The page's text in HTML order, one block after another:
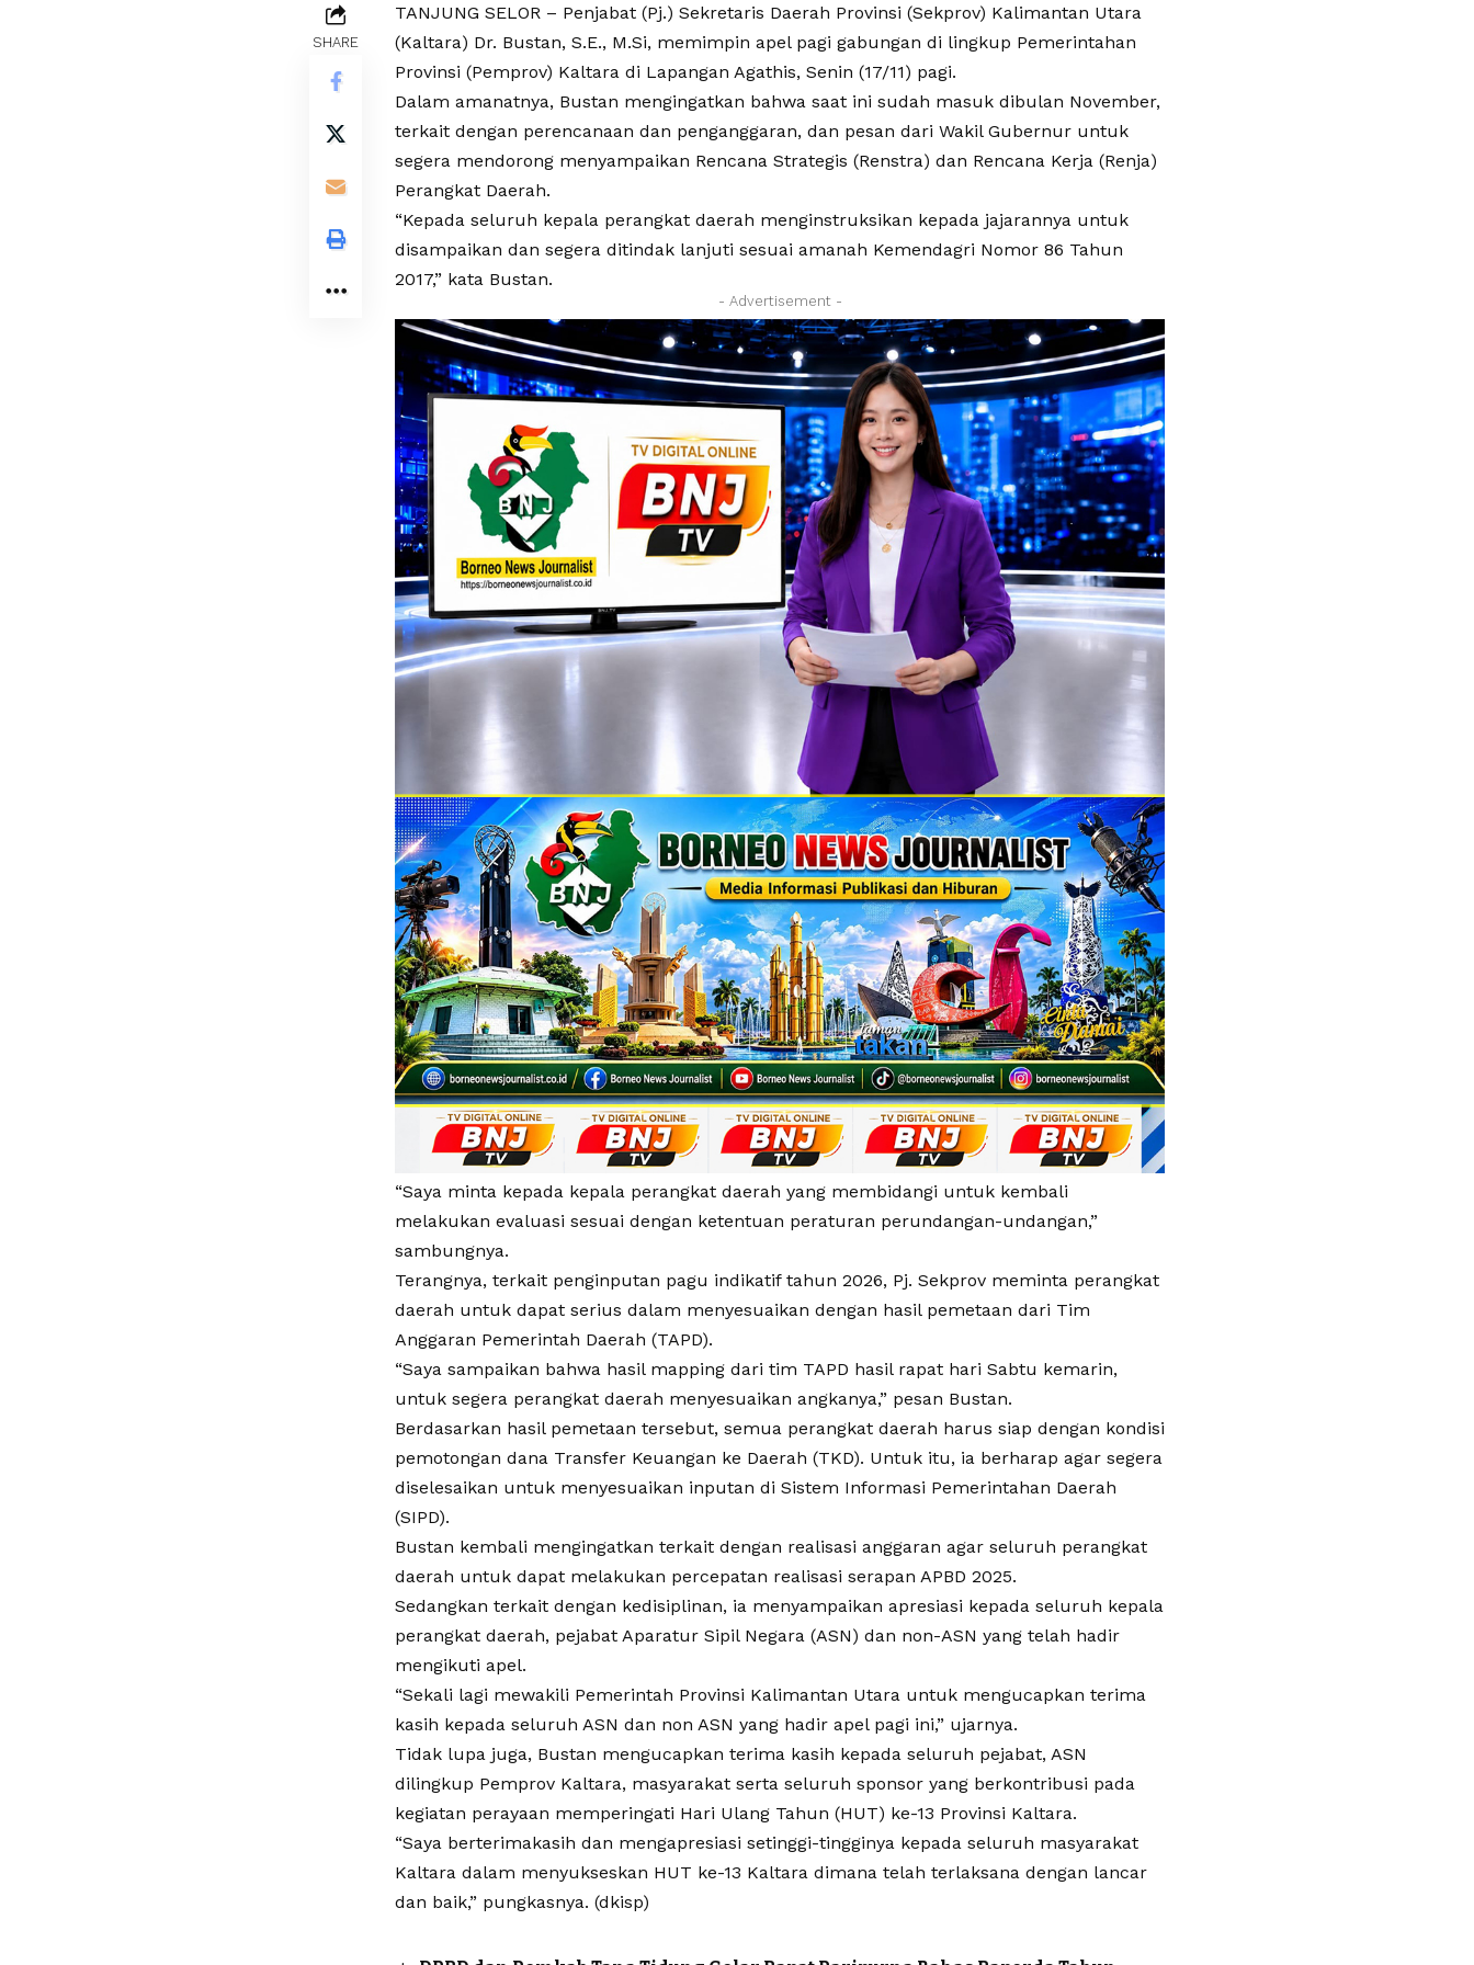
SHARE
TANJUNG SELOR – Penjabat (Pj.) Sekretaris Daerah Provinsi (Sekprov) Kalimantan Utara
(Kaltara) Dr. Bustan, S.E., M.Si, memimpin apel pagi gabungan di lingkup Pemerintahan
Provinsi (Pemprov) Kaltara di Lapangan Agathis, Senin (17/11) pagi.
Dalam amanatnya, Bustan mengingatkan bahwa saat ini sudah masuk dibulan November,
terkait dengan perencanaan dan penganggaran, dan pesan dari Wakil Gubernur untuk
segera mendorong menyampaikan Rencana Strategis (Renstra) dan Rencana Kerja (Renja)
Perangkat Daerah.
“Kepada seluruh kepala perangkat daerah menginstruksikan kepada jajarannya untuk
disampaikan dan segera ditindak lanjuti sesuai amanah Kemendagri Nomor 86 Tahun
2017,” kata Bustan.
- Advertisement -
“Saya minta kepada kepala perangkat daerah yang membidangi untuk kembali
melakukan evaluasi sesuai dengan ketentuan peraturan perundangan-undangan,”
sambungnya.
Terangnya, terkait penginputan pagu indikatif tahun 2026, Pj. Sekprov meminta perangkat
daerah untuk dapat serius dalam menyesuaikan dengan hasil pemetaan dari Tim
Anggaran Pemerintah Daerah (TAPD).
“Saya sampaikan bahwa hasil mapping dari tim TAPD hasil rapat hari Sabtu kemarin,
untuk segera perangkat daerah menyesuaikan angkanya,” pesan Bustan.
Berdasarkan hasil pemetaan tersebut, semua perangkat daerah harus siap dengan kondisi
pemotongan dana Transfer Keuangan ke Daerah (TKD). Untuk itu, ia berharap agar segera
diselesaikan untuk menyesuaikan inputan di Sistem Informasi Pemerintahan Daerah
(SIPD).
Bustan kembali mengingatkan terkait dengan realisasi anggaran agar seluruh perangkat
daerah untuk dapat melakukan percepatan realisasi serapan APBD 2025.
Sedangkan terkait dengan kedisiplinan, ia menyampaikan apresiasi kepada seluruh kepala
perangkat daerah, pejabat Aparatur Sipil Negara (ASN) dan non-ASN yang telah hadir
mengikuti apel.
“Sekali lagi mewakili Pemerintah Provinsi Kalimantan Utara untuk mengucapkan terima
kasih kepada seluruh ASN dan non ASN yang hadir apel pagi ini,” ujarnya.
Tidak lupa juga, Bustan mengucapkan terima kasih kepada seluruh pejabat, ASN
dilingkup Pemprov Kaltara, masyarakat serta seluruh sponsor yang berkontribusi pada
kegiatan perayaan memperingati Hari Ulang Tahun (HUT) ke-13 Provinsi Kaltara.
“Saya berterimakasih dan mengapresiasi setinggi-tingginya kepada seluruh masyarakat
Kaltara dalam menyukseskan HUT ke-13 Kaltara dimana telah terlaksana dengan lancar
dan baik,” pungkasnya. (dkisp)